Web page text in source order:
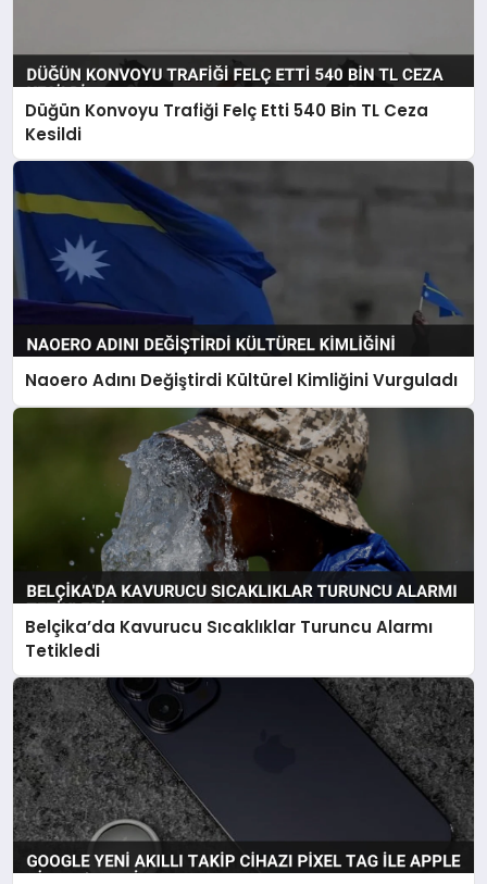
Düğün Konvoyu Trafiği Felç Etti 540 Bin TL Ceza
Kesildi
Naoero Adını Değiştirdi Kültürel Kimliğini Vurguladı
Belçika’da Kavurucu Sıcaklıklar Turuncu Alarmı
Tetikledi